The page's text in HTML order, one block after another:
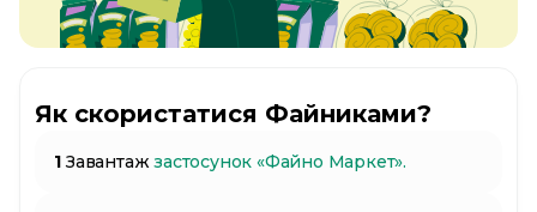
Як скористатися Файниками?
1 Завантажзастосунок «Файно Маркет».